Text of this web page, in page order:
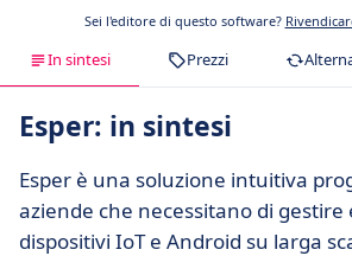
Sei l'editore di questo software?
In sintesi Prezzi
Esper: in sintesi
Esper è una soluzione intuitiva
aziende che necessitano di gestire
dispositivi IoT e Android su larga